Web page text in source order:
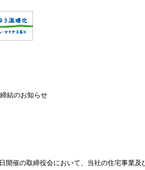
結のお知らせ
開催の取締役会において、当社の住宅事業